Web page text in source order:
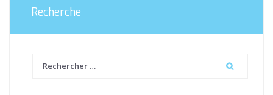
Recherche